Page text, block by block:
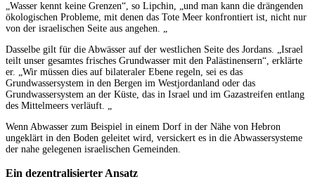
„Wasser kennt keine Grenzen“, so Lipchin, „und man kann die drängenden
ökologischen Probleme, mit denen das Tote Meer konfrontiert ist, nicht nur
von der israelischen Seite aus angehen. „
Dasselbe gilt für die Abwässer auf der westlichen Seite des Jordans. „Israel
teilt unser gesamtes frisches Grundwasser mit den Palästinensern“, erklärte
er. „Wir müssen dies auf bilateraler Ebene regeln, sei es das
Grundwassersystem in den Bergen im Westjordanland oder das
Grundwassersystem an der Küste, das in Israel und im Gazastreifen entlang
des Mittelmeers verläuft. „
Wenn Abwasser zum Beispiel in einem Dorf in der Nähe von Hebron
ungeklärt in den Boden geleitet wird, versickert es in die Abwassersysteme
der nahe gelegenen israelischen Gemeinden.
Ein dezentralisierter Ansatz